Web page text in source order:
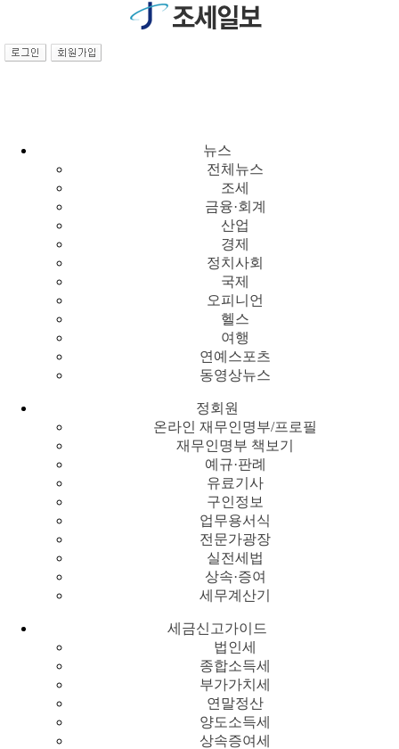
뉴스
전체뉴스
조세
금융·회계
산업
경제
정치사회
국제
오피니언
헬스
여행
연예스포츠
동영상뉴스
정회원
온라인 재무인명부/프로필
재무인명부 책보기
예규·판례
유료기사
구인정보
업무용서식
전문가광장
실전세법
상속·증여
세무계산기
세금신고가이드
법인세
종합소득세
부가가치세
연말정산
양도소득세
상속증여세